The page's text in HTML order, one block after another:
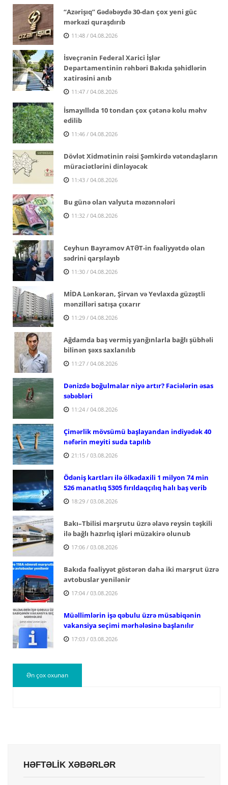
“Azərişıq” Gədəbəydə 30-dan çox yeni güc
mərkəzi quraşdırıb
11:48 / 04.08.2026
İsveçrənin Federal Xarici İşlər
Departamentinin rəhbəri Bakıda şəhidlərin
xatirəsini anıb
11:47 / 04.08.2026
İsmayıllıda 10 tondan çox çətənə kolu məhv
edilib
11:46 / 04.08.2026
Dövlət Xidmətinin rəisi Şəmkirdə vətəndaşların
müraciətlərini dinləyəcək
11:43 / 04.08.2026
Bu günə olan valyuta məzənnələri
11:32 / 04.08.2026
Ceyhun Bayramov ATƏT-in fəaliyyətdə olan
sədrini qarşılayıb
11:30 / 04.08.2026
MİDA Lənkəran, Şirvan və Yevlaxda güzəştli
mənzilləri satışa çıxarır
11:29 / 04.08.2026
Ağdamda baş vermiş yanğınlarla bağlı şübhəli
bilinən şəxs saxlanılıb
11:27 / 04.08.2026
Dənizdə boğulmalar niyə artır? Faciələrin əsas
səbəbləri
11:24 / 04.08.2026
Çimərlik mövsümü başlayandan indiyədək 40
nəfərin meyiti suda tapılıb
21:15 / 03.08.2026
Ödəniş kartları ilə ölkədaxili 1 milyon 74 min
526 manatlıq 5305 fırıldaqçılıq halı baş verib
18:29 / 03.08.2026
Bakı–Tbilisi marşrutu üzrə əlavə reysin təşkili
ilə bağlı hazırlıq işləri müzakirə olunub
17:06 / 03.08.2026
Bakıda fəaliyyət göstərən daha iki marşrut üzrə
avtobuslar yenilənir
17:04 / 03.08.2026
Müəllimlərin işə qəbulu üzrə müsabiqənin
vakansiya seçimi mərhələsinə başlanılır
17:03 / 03.08.2026
Ən çox oxunan
HƏFTƏLİK XƏBƏRLƏR